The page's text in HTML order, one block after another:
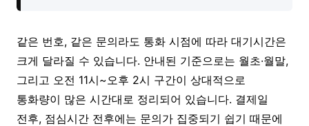
같은 번호, 같은 문의라도 통화 시점에 따라 대기시간은
크게 달라질 수 있습니다. 안내된 기준으로는 월초·월말,
그리고 오전 11시~오후 2시 구간이 상대적으로
통화량이 많은 시간대로 정리되어 있습니다. 결제일
전후, 점심시간 전후에는 문의가 집중되기 쉽기 때문에